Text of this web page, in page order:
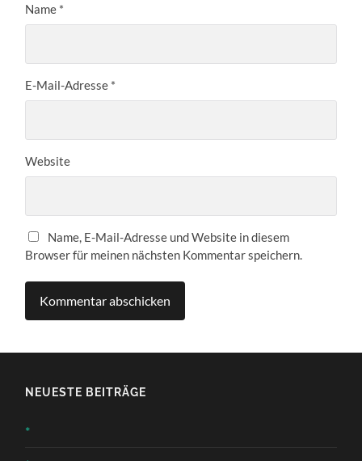
Name *
E-Mail-Adresse *
Website
Name, E-Mail-Adresse und Website in diesem
Browser für meinen nächsten Kommentar speichern.
NEUESTE BEITRÄGE
*